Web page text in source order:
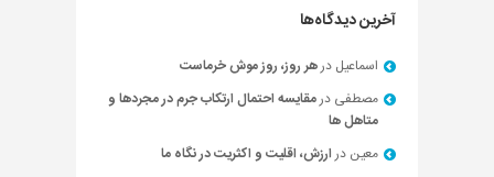
آخرین دیدگاه‌ها
اسماعیل درهر روز، روز موش خرماست
مصطفی درمقایسه احتمال ارتکاب جرم در مجردها و
متاهل ها
معین درارزش، اقلیت و اکثریت در نگاه ما